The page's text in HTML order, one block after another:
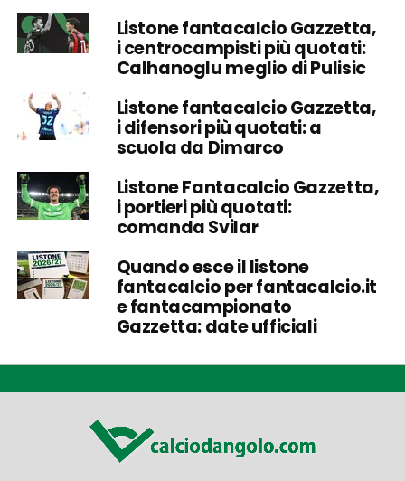
Listone fantacalcio Gazzetta,
i centrocampisti più quotati:
Calhanoglu meglio di Pulisic
Listone fantacalcio Gazzetta,
i difensori più quotati: a
scuola da Dimarco
Listone Fantacalcio Gazzetta,
i portieri più quotati:
comanda Svilar
Quando esce il listone
fantacalcio per fantacalcio.it
e fantacampionato
Gazzetta: date ufficiali